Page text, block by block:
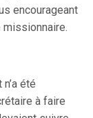
encourageant
missionnaire.
été
à faire